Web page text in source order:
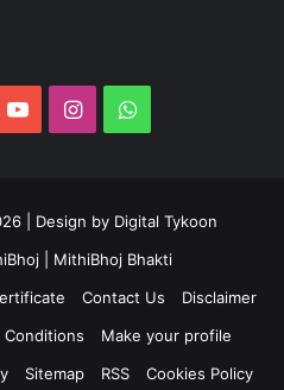
YouTubeInstagramWhatsApp
| Design by Digital Tykoon
MithiBhoj Bhakti
Contact Us
Disclaimer
Conditions
Make your profile
Sitemap RSS Cookies Policy